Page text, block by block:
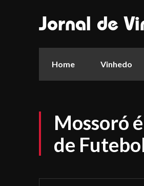
Jornal de
Home Vinhedo
Mossoró
de